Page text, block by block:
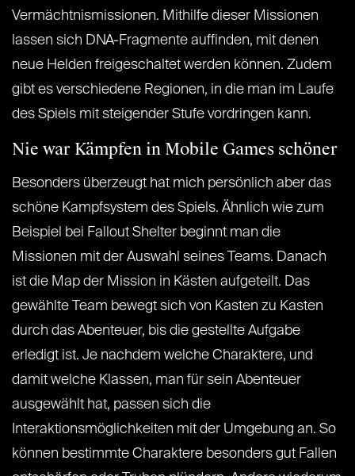
Vermächtnismissionen. Mithilfe dieser Missionen
lassen sich DNA-Fragmente auffinden, mit denen
neue Helden freigeschaltet werden können. Zudem
gibt es verschiedene Regionen, in die man im Laufe
des Spiels mit steigender Stufe vordringen kann.
Nie war Kämpfen in Mobile Games schöner
Besonders überzeugt hat mich persönlich aber das
schöne Kampfsystem des Spiels. Ähnlich wie zum
Beispiel bei Fallout Shelter beginnt man die
Missionen mit der Auswahl seines Teams. Danach
ist die Map der Mission in Kästen aufgeteilt. Das
gewählte Team bewegt sich von Kasten zu Kasten
durch das Abenteuer, bis die gestellte Aufgabe
erledigt ist. Je nachdem welche Charaktere, und
damit welche Klassen, man für sein Abenteuer
ausgewählt hat, passen sich die
Interaktionsmöglichkeiten mit der Umgebung an. So
können bestimmte Charaktere besonders gut Fallen